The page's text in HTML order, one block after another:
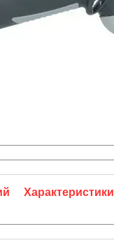
Характеристики